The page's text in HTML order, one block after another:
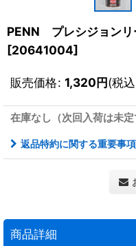
PENN プレシジョン
[20641004]
販売価格: 1,320円(税
在庫なし（次回入荷は未定
返品特約に関する重要事項
商品詳細